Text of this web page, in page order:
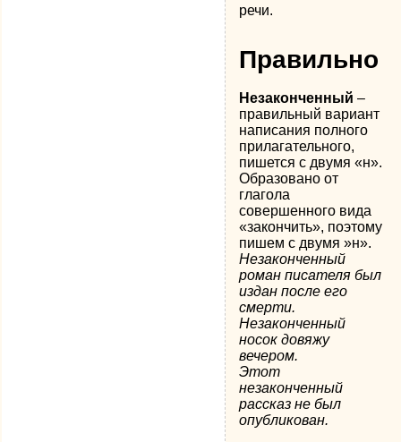
речи.
Правильно
Незаконченный –
правильный вариант
написания полного
прилагательного,
пишется с двумя «н».
Образовано от
глагола
совершенного вида
«закончить», поэтому
пишем с двумя »н».
Незаконченный
роман писателя был
издан после его
смерти.
Незаконченный
носок довяжу
вечером.
Этот
незаконченный
рассказ не был
опубликован.